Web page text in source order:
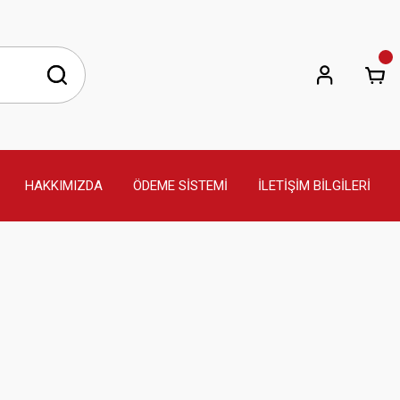
HAKKIMIZDA ÖDEME SİSTEMİ İLETİŞİM BİLGİLERİ